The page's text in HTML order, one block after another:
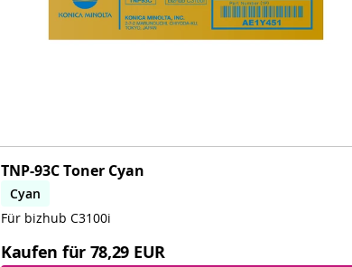
TNP-93C Toner Cyan
Cyan
Für bizhub C3100i
Kaufen für 78,29 EUR